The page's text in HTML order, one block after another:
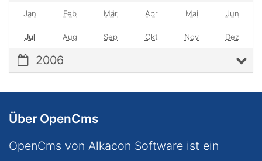
Jan Feb Mär Apr Mai Jun
Jul Aug Sep Okt Nov Dez
2006
Über OpenCms
OpenCms von Alkacon Software ist ein